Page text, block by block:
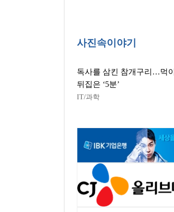
사진속이야기
독사를 삼킨 참개구리…먹
뒤집은 ‘5분’
IT/과학